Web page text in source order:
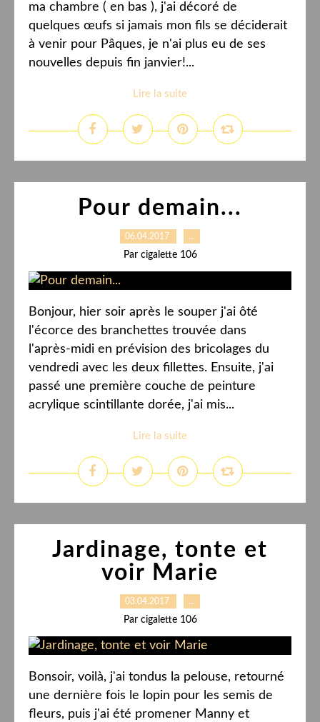
ma chambre ( en bas ), j'ai décoré de
quelques œufs si jamais mon fils se déciderait
à venir pour Pâques, je n'ai plus eu de ses
nouvelles depuis fin janvier!...
Lire la suite
Pour demain...
06.04.2017 …
Par cigalette 106
Bonjour, hier soir après le souper j'ai ôté
l'écorce des branchettes trouvée dans
l'après-midi en prévision des bricolages du
vendredi avec les deux fillettes. Ensuite, j'ai
passé une première couche de peinture
acrylique scintillante dorée, j'ai mis...
Lire la suite
Jardinage, tonte et
voir Marie
03.04.2017 …
Par cigalette 106
Bonsoir, voilà, j'ai tondus la pelouse, retourné
une dernière fois le lopin pour les semis de
fleurs, puis j'ai été promener Manny et